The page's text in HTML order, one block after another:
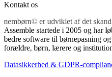
Kontakt os
nembørn© er udviklet af det
Assemble startede i 2005 og har
bedre software til børnepasning
forældre, børn, lærere og
Datasikkerhed & GDPR-